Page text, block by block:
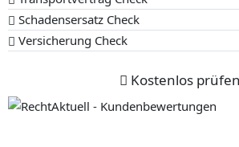
Schadensersatz Check
Versicherung Check
Kostenlos prüfen